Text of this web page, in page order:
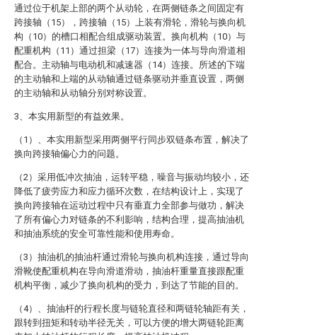
通过位于机架上部的两个从动轮，在两侧链条之间固定有
跨接轴（15），跨接轴（15）上装有滑轮，滑轮与换向机
构（10）的槽口相配合组成驱动装置。换向机构（10）与
配重机构（11）通过担梁（17）连接为一体与导向滑道相
配合。主动轴与电动机和减速器（14）连接。所述的下端
的主动轴和上端的从动轴通过链条驱动并垂直设置，两侧
的主动轴和从动轴分别对称设置。
3、本实用新型的有益效果。
（1）、本实用新型采用两侧平行同步双链条布置，解决了
换向跨接轴偏心力的问题。
（2）采用低冲次抽油，运转平稳，噪音与振动均较小，还
降低了疲劳应力和应力循环次数，在结构设计上，实现了
换向跨接轴在运动过程中只有垂直力全部参与做功，解决
了所有偏心力对链条的不利影响，结构合理，提高抽油机
和抽油系统的安全可靠性能和使用寿命。
（3）抽油机的抽油杆通过滑轮与换向机构连接，通过导向
滑靴使配重机构在导向滑道滑动，抽油杆重量直接跟配重
机构平衡，减少了换向机构的受力，到达了节能的目的。
（4）、抽油杆的行程长度与链轮直径和两链轮轴距有关，
跟转到扭矩和转动半径无关，可以方便的增大两链轮距离